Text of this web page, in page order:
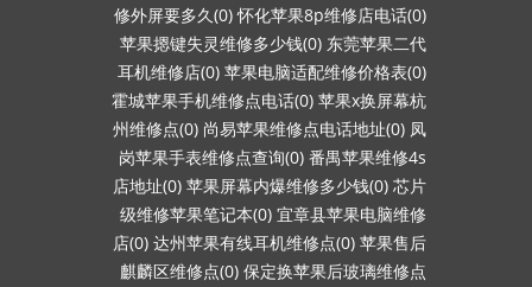
修外屏要多久(0) 怀化苹果8p维修店电话(0)
苹果摁键失灵维修多少钱(0) 东莞苹果二代
耳机维修店(0) 苹果电脑适配维修价格表(0)
霍城苹果手机维修点电话(0) 苹果x换屏幕杭
州维修点(0) 尚易苹果维修点电话地址(0) 凤
岗苹果手表维修点查询(0) 番禺苹果维修4s
店地址(0) 苹果屏幕内爆维修多少钱(0) 芯片
级维修苹果笔记本(0) 宜章县苹果电脑维修
店(0) 达州苹果有线耳机维修点(0) 苹果售后
麒麟区维修点(0) 保定换苹果后玻璃维修点